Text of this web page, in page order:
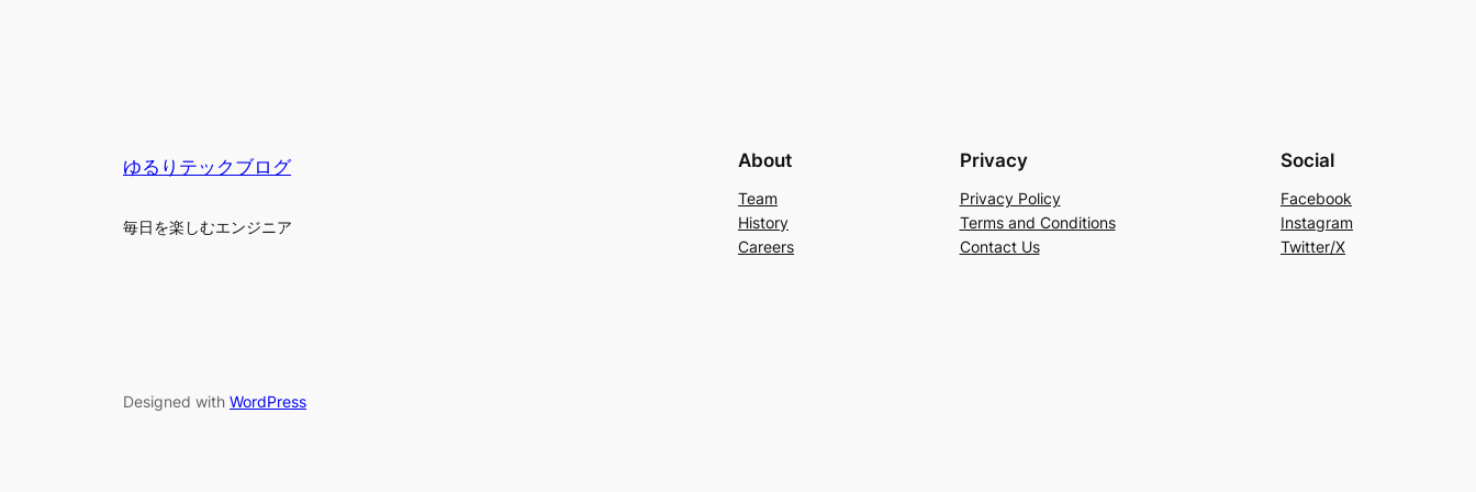
ゆるりテックブログ
毎日を楽しむエンジニア
About
Team
History
Careers
Privacy
Privacy Policy
Terms and Conditions
Contact Us
Social
Facebook
Instagram
Twitter/X
Designed with WordPress